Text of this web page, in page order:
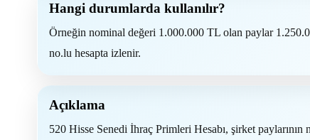
Hangi durumlarda kullanılır?
Örneğin nominal değeri 1.000.000 TL olan paylar
no.lu hesapta izlenir.
Açıklama
520 Hisse Senedi İhraç Primleri Hesabı, şirket